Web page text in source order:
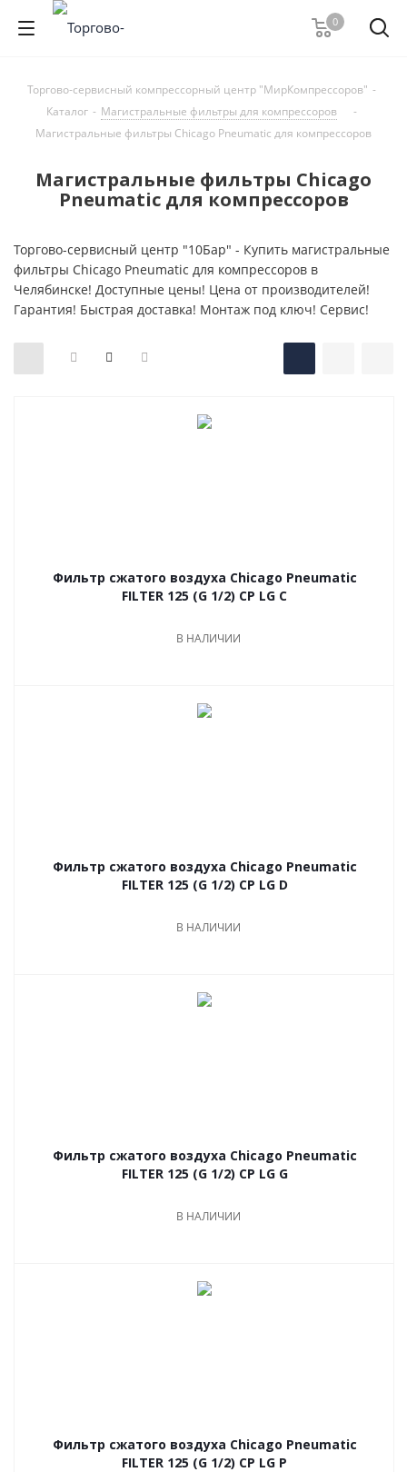
0
Торгово-сервисный компрессорный центр "МирКомпрессоров" -
Каталог - Магистральные фильтры для компрессоров
-
Магистральные фильтры Chicago Pneumatic для компрессоров
Магистральные фильтры Chicago
Pneumatic для компрессоров
Торгово-сервисный центр "10Бар" - Купить магистральные
фильтры Chicago Pneumatic для компрессоров в
Челябинске! Доступные цены! Цена от производителей!
Гарантия! Быстрая доставка! Монтаж под ключ! Сервис!
Фильтр сжатого воздуха Chicago Pneumatic
FILTER 125 (G 1/2) CP LG C
В НАЛИЧИИ
Фильтр сжатого воздуха Chicago Pneumatic
FILTER 125 (G 1/2) CP LG D
В НАЛИЧИИ
Фильтр сжатого воздуха Chicago Pneumatic
FILTER 125 (G 1/2) CP LG G
В НАЛИЧИИ
Фильтр сжатого воздуха Chicago Pneumatic
FILTER 125 (G 1/2) CP LG P